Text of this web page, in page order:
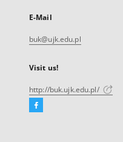
E-Mail
buk@ujk.edu.pl
Visit us!
http://buk.ujk.edu.pl/
Facebook